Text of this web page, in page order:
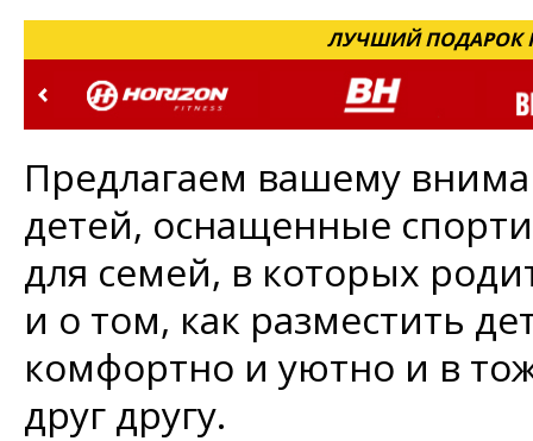
ЛУЧШИЙ ПОДАРОК
Предлагаем вашему
детей, оснащенные
для семей, в которых
и о том, как разместить
комфортно и уютно и в
друг другу.